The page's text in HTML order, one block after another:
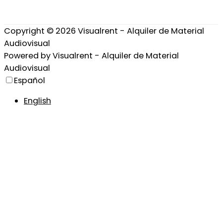
Copyright © 2026 Visualrent - Alquiler de Material
Audiovisual
Powered byVisualrent - Alquiler de Material
Audiovisual
Español
English